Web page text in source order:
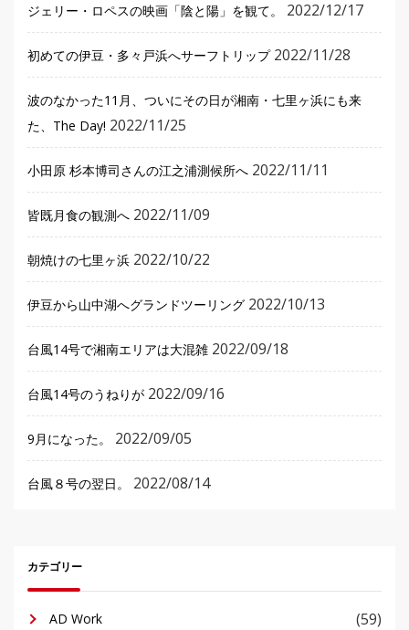
ジェリー・ロペスの映画「陰と陽」を観て。 2022/12/17
初めての伊豆・多々戸浜へサーフトリップ 2022/11/28
波のなかった11月、ついにその日が湘南・七里ヶ浜にも来
た、The Day! 2022/11/25
小田原 杉本博司さんの江之浦測候所へ 2022/11/11
皆既月食の観測へ 2022/11/09
朝焼けの七里ヶ浜 2022/10/22
伊豆から山中湖へグランドツーリング 2022/10/13
台風14号で湘南エリアは大混雑 2022/09/18
台風14号のうねりが 2022/09/16
9月になった。 2022/09/05
台風８号の翌日。 2022/08/14
カテゴリー
AD Work (59)